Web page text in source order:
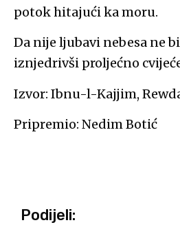
potok hitajući ka moru.
Da nije ljubavi nebesa ne
iznjedrivši proljećno
Izvor: Ibnu-l-Kajjim,
Pripremio: Nedim Botić
Podijeli: